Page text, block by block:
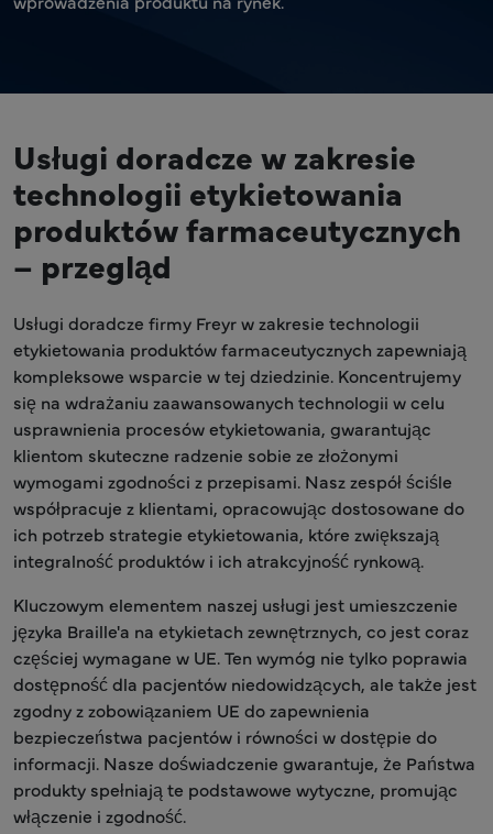
Usługi doradcze w zakresie
technologii etykietowania
produktów farmaceutycznych
– przegląd
Usługi doradcze firmy Freyr w zakresie technologii
etykietowania produktów farmaceutycznych zapewniają
kompleksowe wsparcie w tej dziedzinie. Koncentrujemy
się na wdrażaniu zaawansowanych technologii w celu
usprawnienia procesów etykietowania, gwarantując
klientom skuteczne radzenie sobie ze złożonymi
wymogami zgodności z przepisami. Nasz zespół ściśle
współpracuje z klientami, opracowując dostosowane do
ich potrzeb strategie etykietowania, które zwiększają
integralność produktów i ich atrakcyjność rynkową.
Kluczowym elementem naszej usługi jest umieszczenie
języka Braille'a na etykietach zewnętrznych, co jest coraz
częściej wymagane w UE. Ten wymóg nie tylko poprawia
dostępność dla pacjentów niedowidzących, ale także jest
zgodny z zobowiązaniem UE do zapewnienia
bezpieczeństwa pacjentów i równości w dostępie do
informacji. Nasze doświadczenie gwarantuje, że Państwa
produkty spełniają te podstawowe wytyczne, promując
włączenie i zgodność.